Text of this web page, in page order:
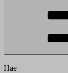
Hae